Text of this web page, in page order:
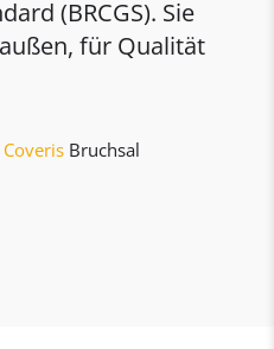
(BRCGS). Sie
für Qualität
Coveris Bruchsal